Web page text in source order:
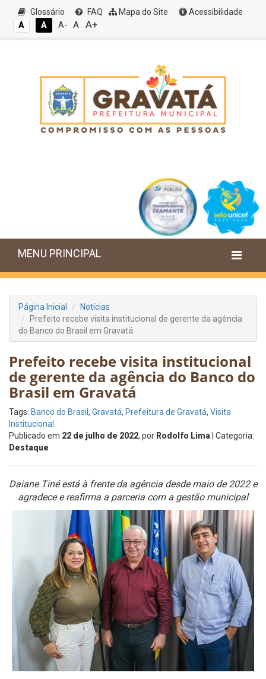
Glossário FAQ Mapa do Site
Acessibilidade
A
A A- A A+
MENU PRINCIPAL
Página Inicial
Notícias
Prefeito recebe visita institucional de gerente da agência
do Banco do Brasil em Gravatá
Prefeito recebe visita institucional
de gerente da agência do Banco do
Brasil em Gravatá
Tags: Banco do Brasil , Gravatá, Prefeitura de Gravatá, Visita
Institucional
Publicado em 22 de julho de 2022, por Rodolfo Lima | Categoria:
Destaque
Daiane Tiné está à frente da agência desde maio de 2022 e
agradece e reafirma a parceria com a gestão municipal